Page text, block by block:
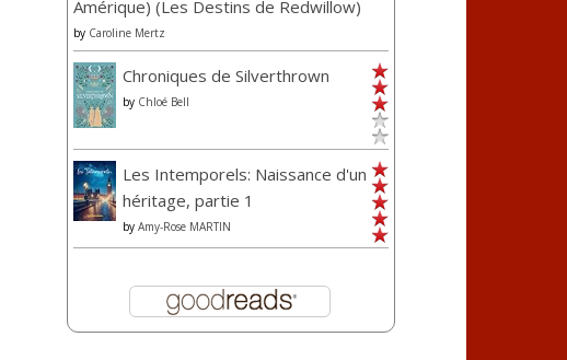
Amérique) (Les Destins de Redwillow)
by Caroline Mertz
Chroniques de Silverthrown
by Chloé Bell
Les Intemporels: Naissance d'un
héritage, partie 1
by Amy-Rose MARTIN